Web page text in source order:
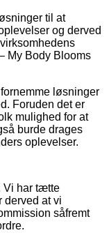
til at
og derved
My Body Blooms
løsninger
Foruden det er
mulighed for at
burde drages
oplevelser.
Vi har tætte
derved at vi
såfremt